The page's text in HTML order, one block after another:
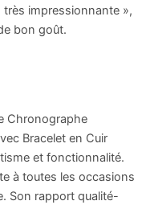
impressionnante »,
bon goût.
Chronographe
Bracelet en Cuir
et fonctionnalité.
à toutes les occasions
Son rapport qualité-